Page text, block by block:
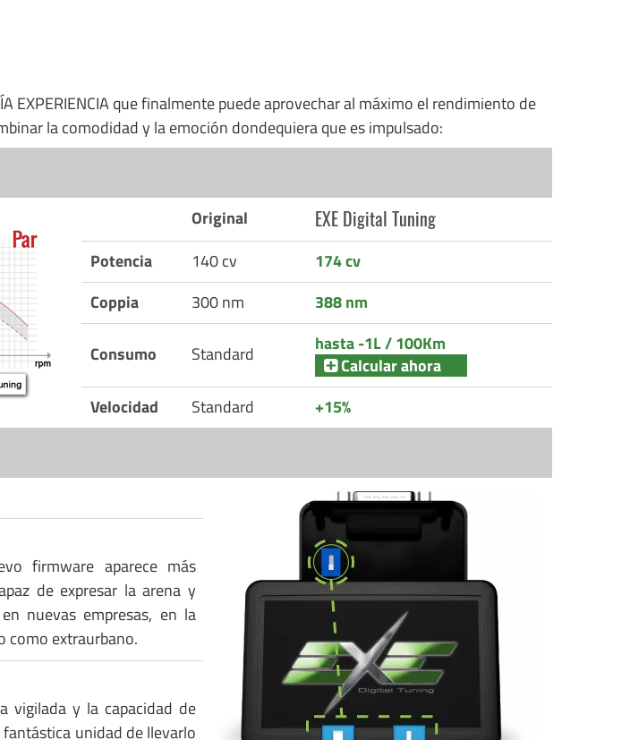
EXPERIENCIA que finalmente puede aprovechar al máximo el rendimiento de
la comodidad y la emoción dondequiera que es impulsado:
Original EXE Digital Tuning
Potencia 140 cv
174 cv
Coppia
300 nm 388 nm
Consumo Standard
hasta -1L / 100Km
Calcular ahora
Velocidad
Standard +15%
firmware aparece más
de expresar la arena y
nuevas empresas, en la
como extraurbano.
vigilada y la capacidad de
unidad de llevarlo